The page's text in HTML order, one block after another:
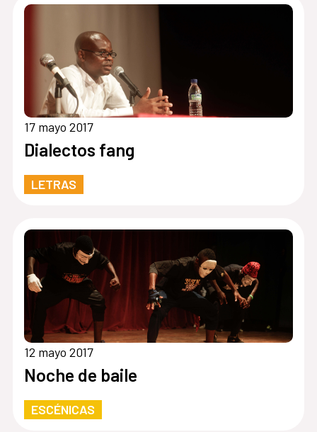
17 mayo 2017
Dialectos fang
LETRAS
12 mayo 2017
Noche de baile
ESCÉNICAS